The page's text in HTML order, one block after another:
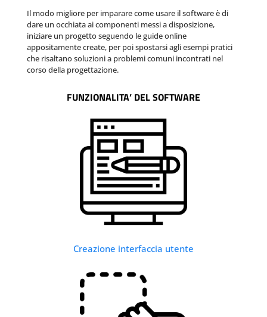
Il modo migliore per imparare come usare il software è di
dare un occhiata ai componenti messi a disposizione,
iniziare un progetto seguendo le guide online
appositamente create, per poi spostarsi agli esempi pratici
che risaltano soluzioni a problemi comuni incontrati nel
corso della progettazione.
FUNZIONALITA’ DEL SOFTWARE
Creazione interfaccia utente